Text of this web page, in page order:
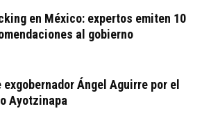
en México: expertos emiten 10
al gobierno
exgobernador Ángel Aguirre por el
Ayotzinapa